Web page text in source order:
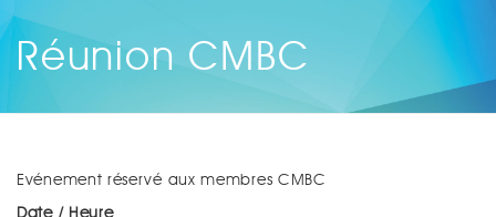
Réunion CMBC
Evénement réservé aux membres CMBC
Date / Heure